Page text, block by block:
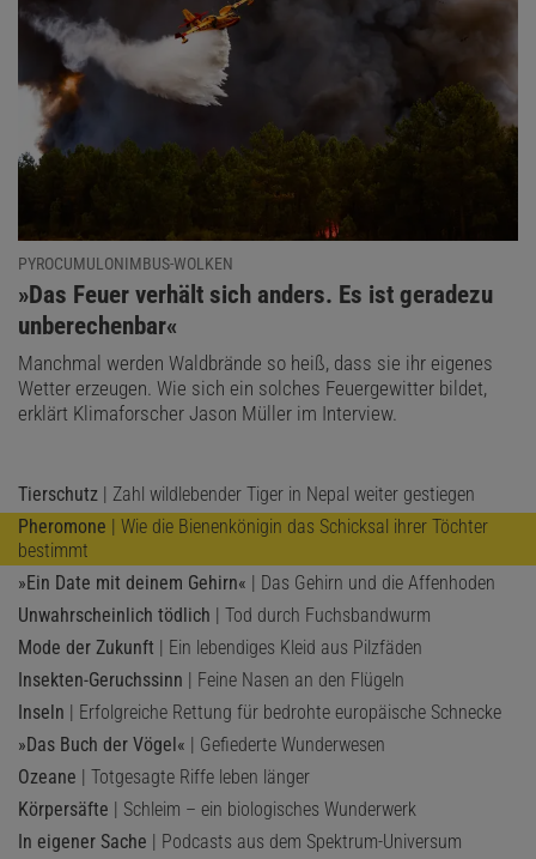
PYROCUMULONIMBUS-WOLKEN
:
»Das Feuer verhält sich anders. Es ist geradezu
unberechenbar«
Manchmal werden Waldbrände so heiß, dass sie ihr eigenes
Wetter erzeugen. Wie sich ein solches Feuergewitter bildet,
erklärt Klimaforscher Jason Müller im Interview.
Tierschutz | Zahl wildlebender Tiger in Nepal weiter gestiegen
Pheromone | Wie die Bienenkönigin das Schicksal ihrer Töchter
bestimmt
»Ein Date mit deinem Gehirn« | Das Gehirn und die Affenhoden
Unwahrscheinlich tödlich | Tod durch Fuchsbandwurm
Mode der Zukunft | Ein lebendiges Kleid aus Pilzfäden
Insekten-Geruchssinn | Feine Nasen an den Flügeln
Inseln | Erfolgreiche Rettung für bedrohte europäische Schnecke
»Das Buch der Vögel« | Gefiederte Wunderwesen
Ozeane | Totgesagte Riffe leben länger
Körpersäfte | Schleim – ein biologisches Wunderwerk
In eigener Sache | Podcasts aus dem Spektrum-Universum